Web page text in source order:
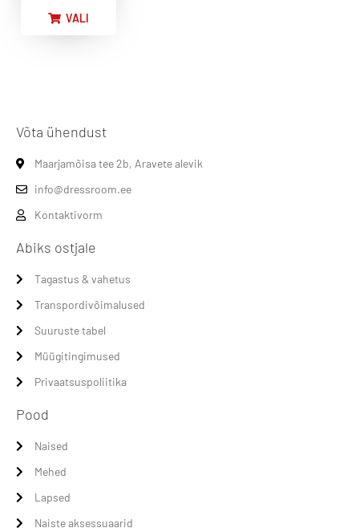
VALI
Võta ühendust
Maarjamõisa tee 2b, Aravete alevik
info@dressroom.ee
Kontaktivorm
Abiks ostjale
Tagastus & vahetus
Transpordivõimalused
Suuruste tabel
Müügitingimused
Privaatsuspoliitika
Pood
Naised
Mehed
Lapsed
Naiste aksessuaarid